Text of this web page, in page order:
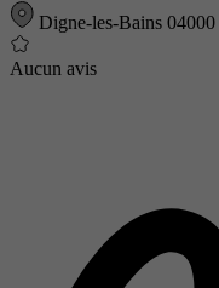
Digne-les-Bains 04000
Aucun avis